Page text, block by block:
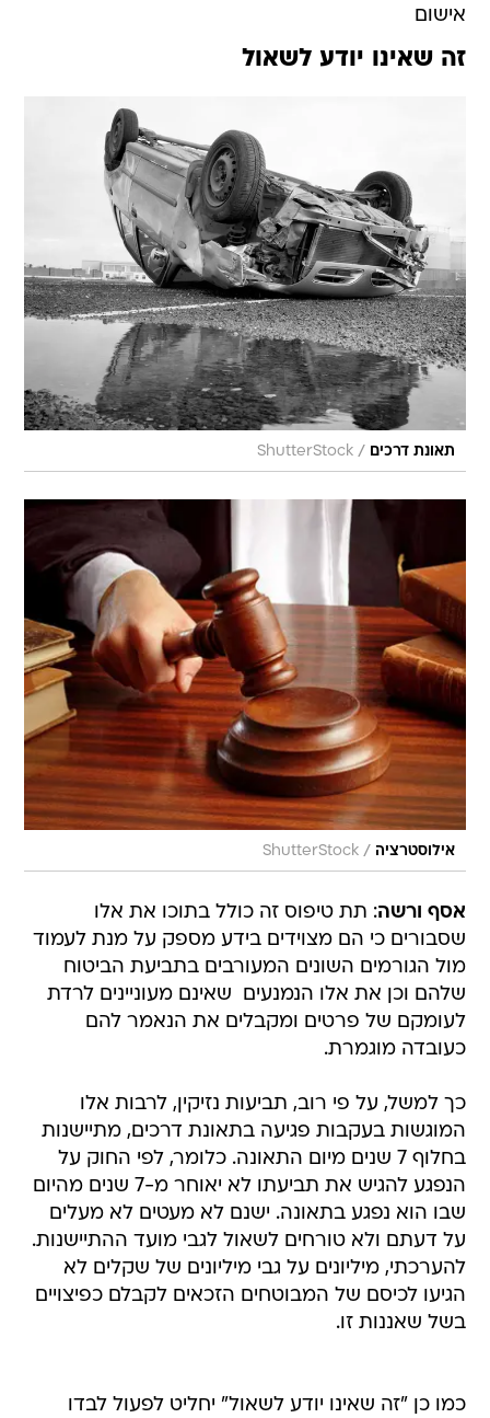
אישום
זה שאינו יודע לשאול
תאונת דרכים /
ShutterStock
אילוסטרציה /
ShutterStock
אסף ורשה: תת טיפוס זה כולל בתוכו את אלו
שסבורים כי הם מצוידים בידע מספק על מנת לעמוד
מול הגורמים השונים המעורבים בתביעת הביטוח
שלהם וכן את אלו הנמנעים  שאינם מעוניינים לרדת
לעומקם של פרטים ומקבלים את הנאמר להם
כעובדה מוגמרת.
כך למשל, על פי רוב, תביעות נזיקין, לרבות אלו
המוגשות בעקבות פגיעה בתאונת דרכים, מתיישנות
בחלוף 7 שנים מיום התאונה. כלומר, לפי החוק על
הנפגע להגיש את תביעתו לא יאוחר מ-7 שנים מהיום
שבו הוא נפגע בתאונה. ישנם לא מעטים לא מעלים
על דעתם ולא טורחים לשאול לגבי מועד ההתיישנות.
להערכתי, מיליונים על גבי מיליונים של שקלים לא
הגיעו לכיסם של המבוטחים הזכאים לקבלם כפיצויים
בשל שאננות זו.
כמו כן "זה שאינו יודע לשאול" יחליט לפעול לבדו